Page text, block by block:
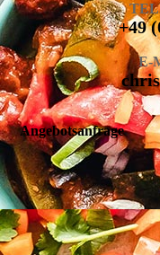
+49
E-
Angebots­anfrage